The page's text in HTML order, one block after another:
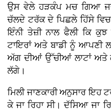
ਉਸ ਵੇਲੇ ਹੜਕੰਪ ਮਚ ਗਿਆ
ਚੱਲਦੇ ਟਰੱਕ ਦੇ ਪਿਛਲੇ ਹਿੱਸੇ
ਇੰਨੀ ਤੇਜ਼ੀ ਨਾਲ ਫੈਲੀ ਕਿ
ਟਾਇਰਾਂ ਅਤੇ ਬਾਡੀ ਨੂੰ ਆਪਣੀ
ਅੱਗ ਦੀਆਂ ਉੱਚੀਆਂ ਲਾਟਾਂ ਅਤੇ
ਲੱਗੇ।
ਮਿਲੀ ਜਾਣਕਾਰੀ ਅਨੁਸਾਰ ਇਹ
ਕੇ ਜਾ ਰਿਹਾ ਸੀ। ਦੱਸਿਆ ਜਾ